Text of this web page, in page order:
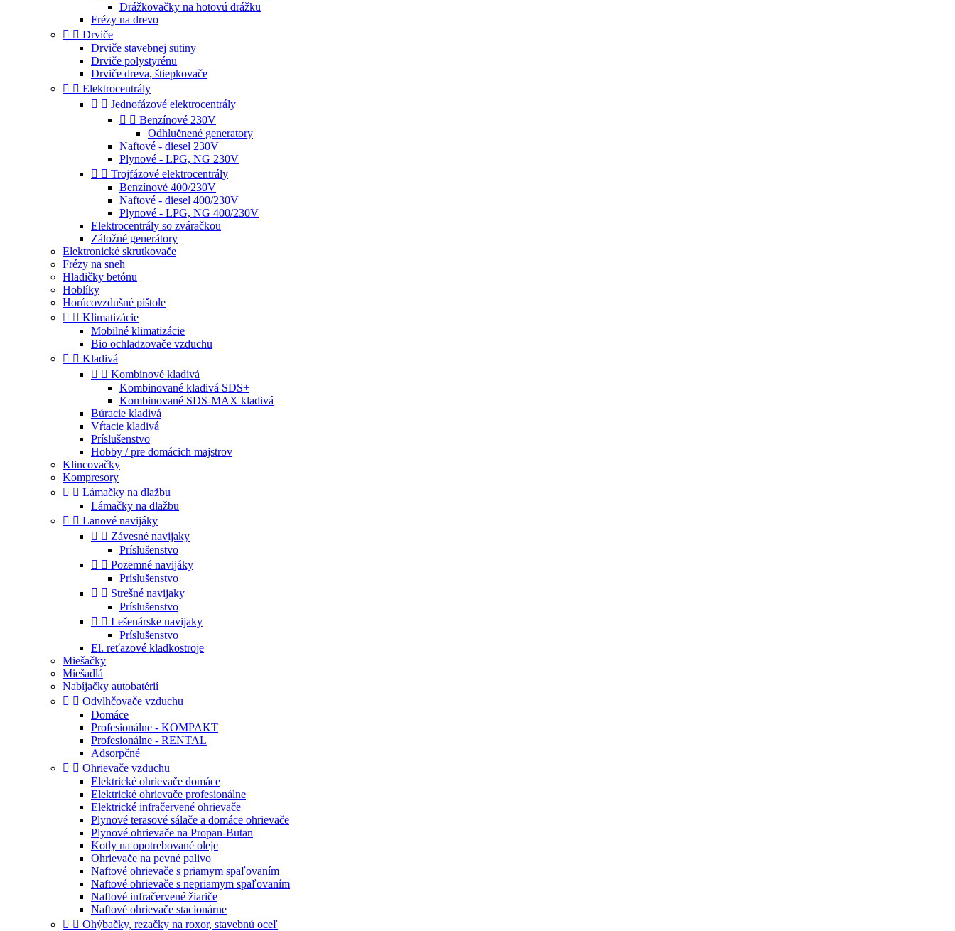
Drážkovačky na hotovú drážku
Frézy na drevo
  Drviče
Drviče stavebnej sutiny
Drviče polystyrénu
Drviče dreva, štiepkovače
  Elektrocentrály
  Jednofázové elektrocentrály
  Benzínové 230V
Odhlučnené generatory
Naftové - diesel 230V
Plynové - LPG, NG 230V
  Trojfázové elektrocentrály
Benzínové 400/230V
Naftové - diesel 400/230V
Plynové - LPG, NG 400/230V
Elektrocentrály so zváračkou
Záložné generátory
Elektronické skrutkovače
Frézy na sneh
Hladičky betónu
Hoblíky
Horúcovzdušné pištole
  Klimatizácie
Mobilné klimatizácie
Bio ochladzovače vzduchu
  Kladivá
  Kombinové kladivá
Kombinované kladivá SDS+
Kombinované SDS-MAX kladivá
Búracie kladivá
Vŕtacie kladivá
Príslušenstvo
Hobby / pre domácich majstrov
Klincovačky
Kompresory
  Lámačky na dlažbu
Lámačky na dlažbu
  Lanové navijáky
  Závesné navijaky
Príslušenstvo
  Pozemné navijáky
Príslušenstvo
  Strešné navijaky
Príslušenstvo
  Lešenárske navijaky
Príslušenstvo
El. reťazové kladkostroje
Miešačky
Miešadlá
Nabíjačky autobatérií
  Odvlhčovače vzduchu
Domáce
Profesionálne - KOMPAKT
Profesionálne - RENTAL
Adsorpčné
  Ohrievače vzduchu
Elektrické ohrievače domáce
Elektrické ohrievače profesionálne
Elektrické infračervené ohrievače
Plynové terasové sálače a domáce ohrievače
Plynové ohrievače na Propan-Butan
Kotly na opotrebované oleje
Ohrievače na pevné palivo
Naftové ohrievače s priamym spaľovaním
Naftové ohrievače s nepriamym spaľovaním
Naftové infračervené žiariče
Naftové ohrievače stacionárne
  Ohýbačky, rezačky na roxor, stavebnú oceľ